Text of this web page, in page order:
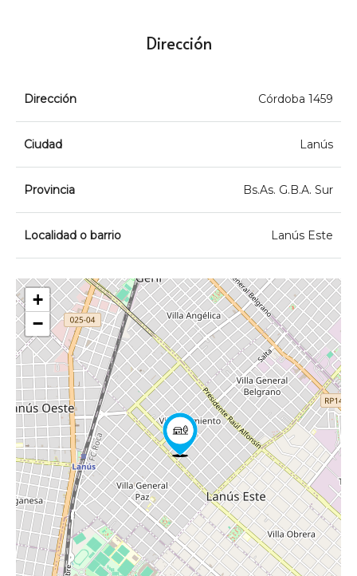
Dirección
Dirección Córdoba 1459
Ciudad Lanús
Provincia Bs.As. G.B.A. Sur
Localidad o barrio Lanús Este
+
−